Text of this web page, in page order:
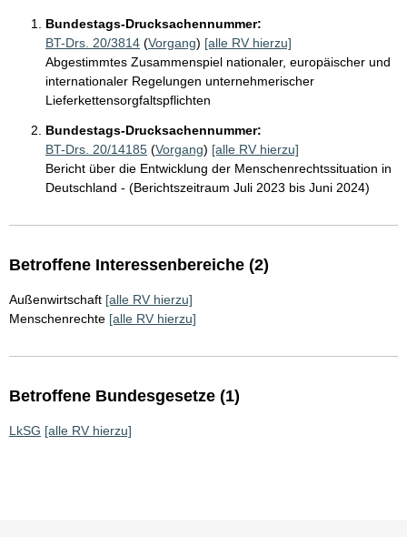
Bundestags-Drucksachennummer:
BT-Drs. 20/3814 (Vorgang) [alle RV hierzu]
Abgestimmtes Zusammenspiel nationaler, europäischer und
internationaler Regelungen unternehmerischer
Lieferkettensorgfaltspflichten
Bundestags-Drucksachennummer:
BT-Drs. 20/14185 (Vorgang) [alle RV hierzu]
Bericht über die Entwicklung der Menschenrechtssituation in
Deutschland - (Berichtszeitraum Juli 2023 bis Juni 2024)
Betroffene Interessenbereiche (2)
Außenwirtschaft [alle RV hierzu]
Menschenrechte [alle RV hierzu]
Betroffene Bundesgesetze (1)
LkSG [alle RV hierzu]